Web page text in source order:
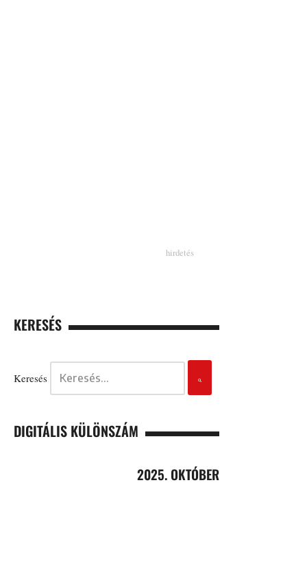
KERESÉS
Keresés
DIGITÁLIS KÜLÖNSZÁM
2025. OKTÓBER